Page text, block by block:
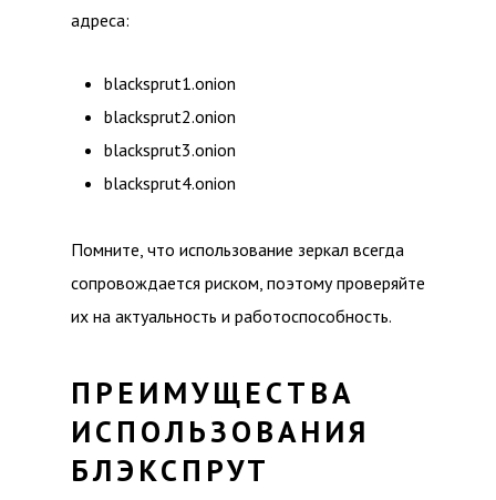
адреса:
blacksprut1.onion
blacksprut2.onion
blacksprut3.onion
blacksprut4.onion
Помните, что использование зеркал всегда
сопровождается риском, поэтому проверяйте
их на актуальность и работоспособность.
ПРЕИМУЩЕСТВА
ИСПОЛЬЗОВАНИЯ
БЛЭКСПРУТ